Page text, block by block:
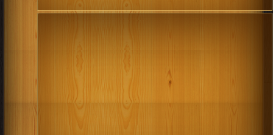
types of industries. The salaries of recent graduates of chemical